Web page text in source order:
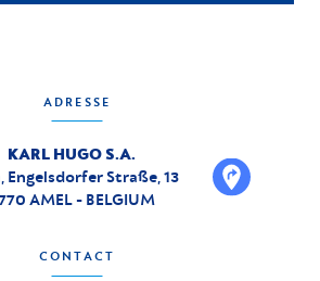
ADRESSE
KARL HUGO S.A.
Engelsdorfer Straße, 13
AMEL - BELGIUM
CONTACT